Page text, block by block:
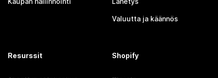
Valuutta ja käännös
Resurssit Shopify